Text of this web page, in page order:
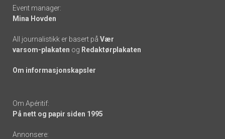
Event manager:
Mina Hovden
All journalistikk er basert på Vær
varsom-plakaten og Redaktørplakaten
Om informasjonskapsler
Om Apéritif:
På nett og papir siden 1995
Annonsere: